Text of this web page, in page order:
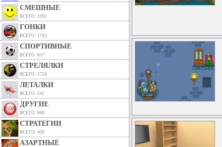
СМЕШНЫЕ
ВСЕГО: 1092
ГОНКИ
ВСЕГО: 1762
СПОРТИВНЫЕ
ВСЕГО: 657
СТРЕЛЯЛКИ
ВСЕГО: 1728
ЛЕТАЛКИ
ВСЕГО: 542
ДРУГИЕ
ВСЕГО: 968
СТРАТЕГИИ
ВСЕГО: 409
АЗАРТНЫЕ